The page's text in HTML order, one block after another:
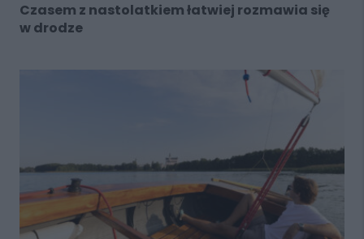
Czasem z nastolatkiem łatwiej rozmawia się
w drodze